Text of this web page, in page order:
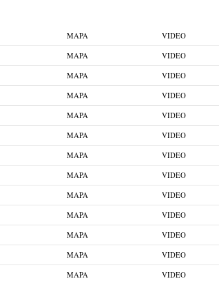
MAPA VIDEO
MAPA VIDEO
MAPA VIDEO
MAPA VIDEO
MAPA VIDEO
MAPA VIDEO
MAPA VIDEO
MAPA VIDEO
MAPA VIDEO
MAPA VIDEO
MAPA VIDEO
MAPA VIDEO
MAPA VIDEO